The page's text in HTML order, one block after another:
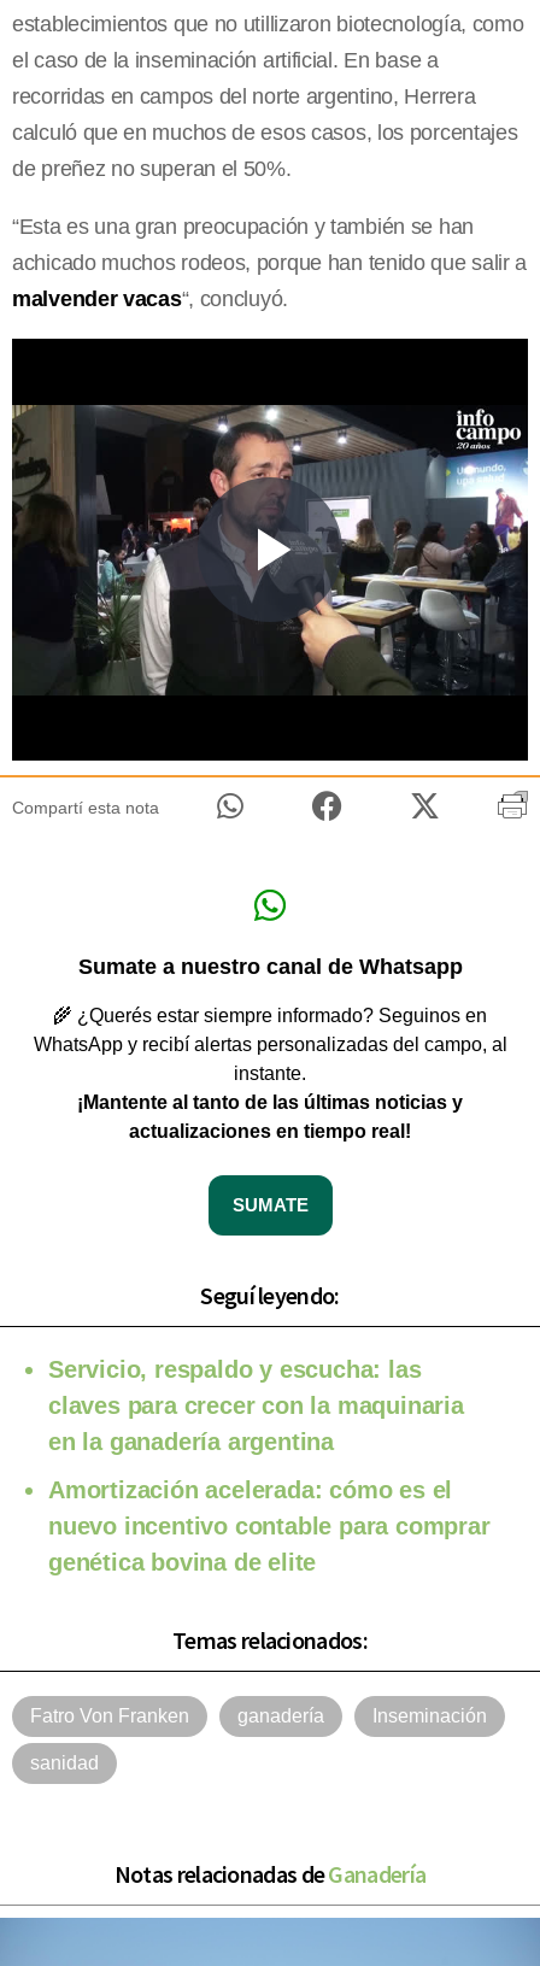
establecimientos que no utillizaron biotecnología, como
el caso de la inseminación artificial. En base a
recorridas en campos del norte argentino, Herrera
calculó que en muchos de esos casos, los porcentajes
de preñez no superan el 50%.
“Esta es una gran preocupación y también se han
achicado muchos rodeos, porque han tenido que salir a
malvender vacas“, concluyó.
Compartí esta nota
Sumate a nuestro canal de Whatsapp
🌾 ¿Querés estar siempre informado? Seguinos en
WhatsApp y recibí alertas personalizadas del campo, al
instante.
¡Mantente al tanto de las últimas noticias y
actualizaciones en tiempo real!
SUMATE
Seguí leyendo:
Servicio, respaldo y escucha: las
claves para crecer con la maquinaria
en la ganadería argentina
Amortización acelerada: cómo es el
nuevo incentivo contable para comprar
genética bovina de elite
Temas relacionados:
Fatro Von Franken ganadería Inseminación
sanidad
Notas relacionadas deGanadería